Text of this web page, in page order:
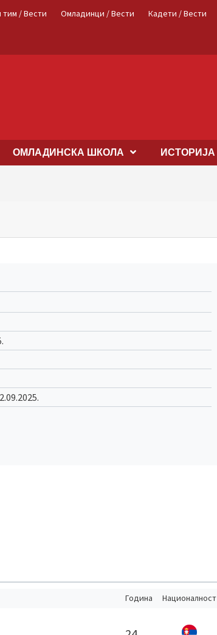
тим / Вести Омладинци / Вести Кадети / Вести
OМЛАДИНСКА ШКОЛА ИСТОРИЈА
Година Националност